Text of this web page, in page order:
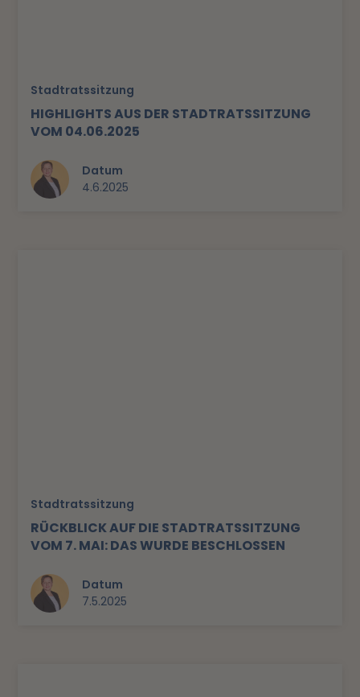
Stadtratssitzung
HIGHLIGHTS AUS DER STADTRATSSITZUNG
VOM 04.06.2025
Datum
4.6.2025
Stadtratssitzung
RÜCKBLICK AUF DIE STADTRATSSITZUNG
VOM 7. MAI: DAS WURDE BESCHLOSSEN
Datum
7.5.2025